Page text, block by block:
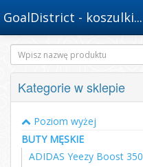
GoalDistrict - koszulki...
Kategorie w sklepie
Poziom wyżej
BUTY MĘSKIE
ADIDAS Yeezy Boost 350